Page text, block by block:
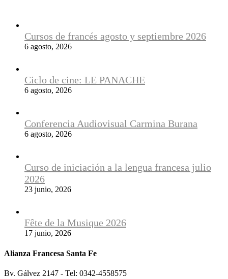
Cursos de francés agosto y septiembre 2026
6 agosto, 2026
Ciclo de cine: LE PANACHE
6 agosto, 2026
Conferencia Audiovisual Carmina Burana
6 agosto, 2026
Curso de iniciación a la lengua francesa julio
2026
23 junio, 2026
Fête de la Musique 2026
17 junio, 2026
Alianza Francesa Santa Fe
Bv. Gálvez 2147 - Tel: 0342-4558575